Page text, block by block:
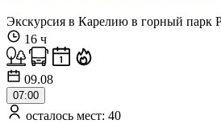
Экскурсия в Карелию в горный парк
16 ч
09.08
07:00
осталось мест: 40